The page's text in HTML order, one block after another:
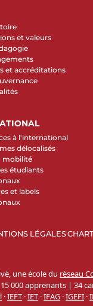
et valeurs
et accréditations
à l'international
délocalisés
mobilité
étudiants
et labels
LÉGALES